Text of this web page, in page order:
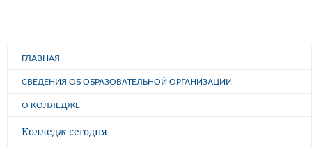
ГЛАВНАЯ
СВЕДЕНИЯ ОБ ОБРАЗОВАТЕЛЬНОЙ ОРГАНИЗАЦИИ
О КОЛЛЕДЖЕ
Колледж сегодня